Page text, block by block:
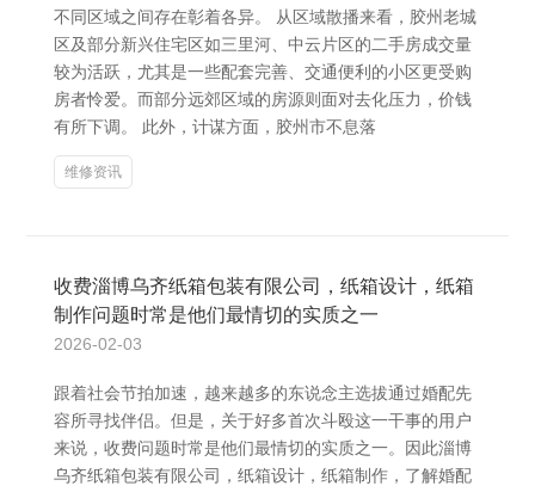
不同区域之间存在彰着各异。 从区域散播来看，胶州老城
区及部分新兴住宅区如三里河、中云片区的二手房成交量
较为活跃，尤其是一些配套完善、交通便利的小区更受购
房者怜爱。而部分远郊区域的房源则面对去化压力，价钱
有所下调。 此外，计谋方面，胶州市不息落
维修资讯
收费淄博乌齐纸箱包装有限公司，纸箱设计，纸箱
制作问题时常是他们最情切的实质之一
2026-02-03
跟着社会节拍加速，越来越多的东说念主选拔通过婚配先
容所寻找伴侣。但是，关于好多首次斗殴这一干事的用户
来说，收费问题时常是他们最情切的实质之一。因此淄博
乌齐纸箱包装有限公司，纸箱设计，纸箱制作，了解婚配